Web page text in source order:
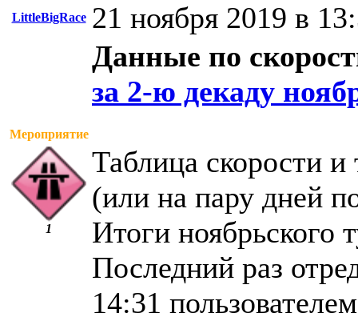
LittleBigRace 21 ноября 2019 в
Мероприятие
1
Данные по
за 2-ю декаду
Таблица скорости и
(или на пару дней
Итоги ноябрьского
Последний раз
14:31